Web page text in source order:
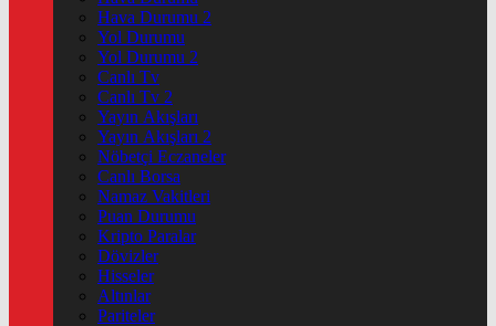
Hava Durumu 2
Yol Durumu
Yol Durumu 2
Canlı Tv
Canlı Tv 2
Yayın Akışları
Yayın Akışları 2
Nöbetçi Eczaneler
Canlı Borsa
Namaz Vakitleri
Puan Durumu
Kripto Paralar
Dövizler
Hisseler
Altınlar
Pariteler